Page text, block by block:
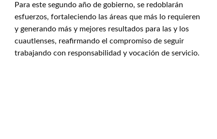
Para este segundo año de gobierno, se redoblarán
esfuerzos, fortaleciendo las áreas que más lo requieren
y generando más y mejores resultados para las y los
cuautlenses, reafirmando el compromiso de seguir
trabajando con responsabilidad y vocación de servicio.